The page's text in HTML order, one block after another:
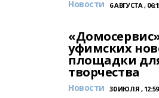
Новости 6 АВГУСТА ,
уфимских
площадки
творчества
Новости 30 ИЮЛЯ , 12:59